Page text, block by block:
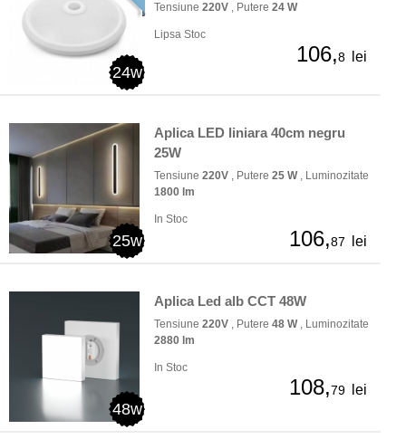
24w
Tensiune 220V , Putere 24 W
Lipsa Stoc
106,8 lei
25w
Aplica LED liniara 40cm negru
25W
Tensiune 220V , Putere 25 W, Luminozitate
1800 lm
In Stoc
106,87 lei
48w
Aplica Led alb CCT 48W
Tensiune 220V , Putere 48 W, Luminozitate
2880 lm
In Stoc
108,79 lei